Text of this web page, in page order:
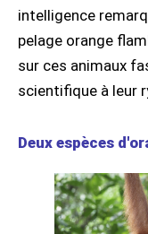
intelligence
pelage orange
sur ces animaux
scientifique à leur
Deux espèces